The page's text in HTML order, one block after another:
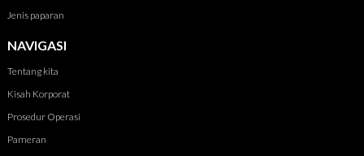
Jenis paparan
NAVIGASI
Tentang kita
Kisah Korporat
Prosedur Operasi
Pameran